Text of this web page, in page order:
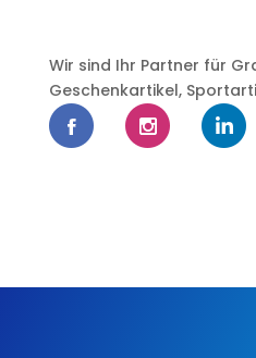
Wir sind Ihr Partner für
Geschenkartikel,